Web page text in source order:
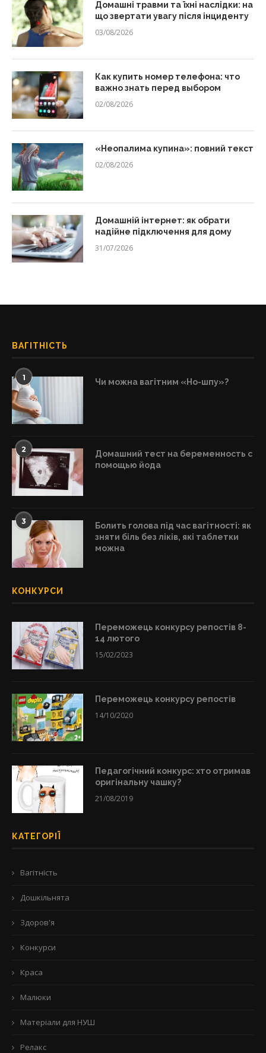
Домашні травми та їхні наслідки: на
що звертати увагу після інциденту
03/08/2026
Как купить номер телефона: что
важно знать перед выбором
02/08/2026
«Неопалима купина»: повний текст
02/08/2026
Домашній інтернет: як обрати
надійне підключення для дому
31/07/2026
ВАГІТНІСТЬ
1 Чи можна вагітним «Но-шпу»?
2
Домашний тест на беременность с
помощью йода
3
Болить голова під час вагітності: як
зняти біль без ліків, які таблетки
можна
КОНКУРСИ
Переможець конкурсу репостів 8-
14 лютого
15/02/2023
Переможець конкурсу репостів
14/10/2020
Педагогічний конкурс: хто отримав
оригінальну чашку?
21/08/2019
КАТЕГОРІЇ
Вагітність
Дошкільнята
Здоров'я
Конкурси
Краса
Малюки
Матеріали для НУШ
Релакс